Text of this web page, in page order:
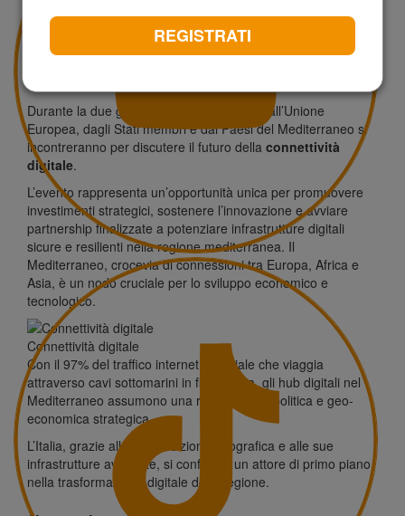
Un dialogo sul futuro della
Durante la due giorni, leader provenienti dall’Unione
Europea, dagli Stati membri e dai Paesi del Mediterraneo si
incontreranno per discutere il futuro della connettività
digitale.
L’evento rappresenta un’opportunità unica per promuovere
investimenti strategici, sostenere l’innovazione e avviare
partnership finalizzate a potenziare infrastrutture digitali
sicure e resilienti nella regione mediterranea. Il
Mediterraneo, crocevia di connessioni tra Europa, Africa e
Asia, è un nodo cruciale per lo sviluppo economico e
tecnologico.
Connettività digitale
Con il 97% del traffico internet mondiale che viaggia
attraverso cavi sottomarini in fibra ottica, gli hub digitali nel
Mediterraneo assumono una rilevanza geopolitica e geo-
economica strategica.
L’Italia, grazie alla sua posizione geografica e alle sue
infrastrutture avanzate, si conferma un attore di primo piano
nella trasformazione digitale della regione.
REGISTRATI